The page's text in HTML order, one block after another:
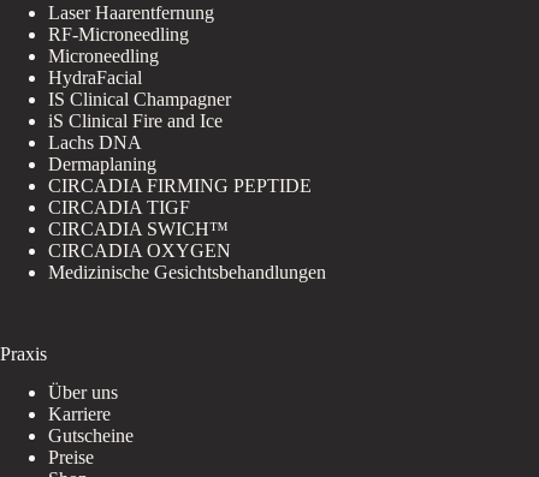
Laser Haarentfernung
RF-Microneedling
Microneedling
HydraFacial
IS Clinical Champagner
iS Clinical Fire and Ice
Lachs DNA
Dermaplaning
CIRCADIA FIRMING PEPTIDE
CIRCADIA TIGF
CIRCADIA SWICH™
CIRCADIA OXYGEN
Medizinische Gesichtsbehandlungen
Praxis
Über uns
Karriere
Gutscheine
Preise